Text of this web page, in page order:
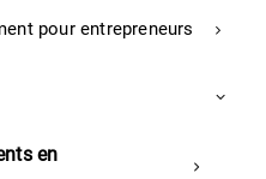
pour entrepreneurs
en
Sécurité - Réglementaire